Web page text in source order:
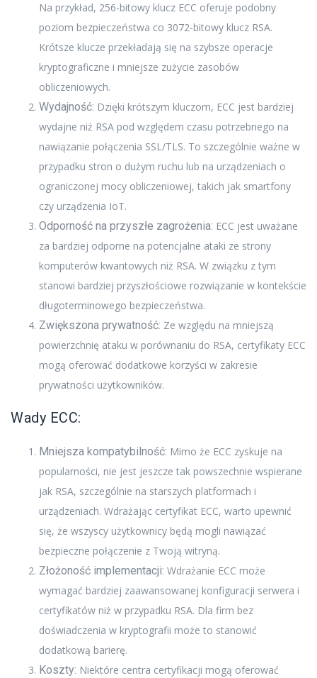
Na przykład, 256-bitowy klucz ECC oferuje podobny
poziom bezpieczeństwa co 3072-bitowy klucz RSA.
Krótsze klucze przekładają się na szybsze operacje
kryptograficzne i mniejsze zużycie zasobów
obliczeniowych.
Wydajność: Dzięki krótszym kluczom, ECC jest bardziej
wydajne niż RSA pod względem czasu potrzebnego na
nawiązanie połączenia SSL/TLS. To szczególnie ważne w
przypadku stron o dużym ruchu lub na urządzeniach o
ograniczonej mocy obliczeniowej, takich jak smartfony
czy urządzenia IoT.
Odporność na przyszłe zagrożenia: ECC jest uważane
za bardziej odporne na potencjalne ataki ze strony
komputerów kwantowych niż RSA. W związku z tym
stanowi bardziej przyszłościowe rozwiązanie w kontekście
długoterminowego bezpieczeństwa.
Zwiększona prywatność: Ze względu na mniejszą
powierzchnię ataku w porównaniu do RSA, certyfikaty ECC
mogą oferować dodatkowe korzyści w zakresie
prywatności użytkowników.
Wady ECC:
Mniejsza kompatybilność: Mimo że ECC zyskuje na
popularności, nie jest jeszcze tak powszechnie wspierane
jak RSA, szczególnie na starszych platformach i
urządzeniach. Wdrażając certyfikat ECC, warto upewnić
się, że wszyscy użytkownicy będą mogli nawiązać
bezpieczne połączenie z Twoją witryną.
Złożoność implementacji: Wdrażanie ECC może
wymagać bardziej zaawansowanej konfiguracji serwera i
certyfikatów niż w przypadku RSA. Dla firm bez
doświadczenia w kryptografii może to stanowić
dodatkową barierę.
Koszty: Niektóre centra certyfikacji mogą oferować